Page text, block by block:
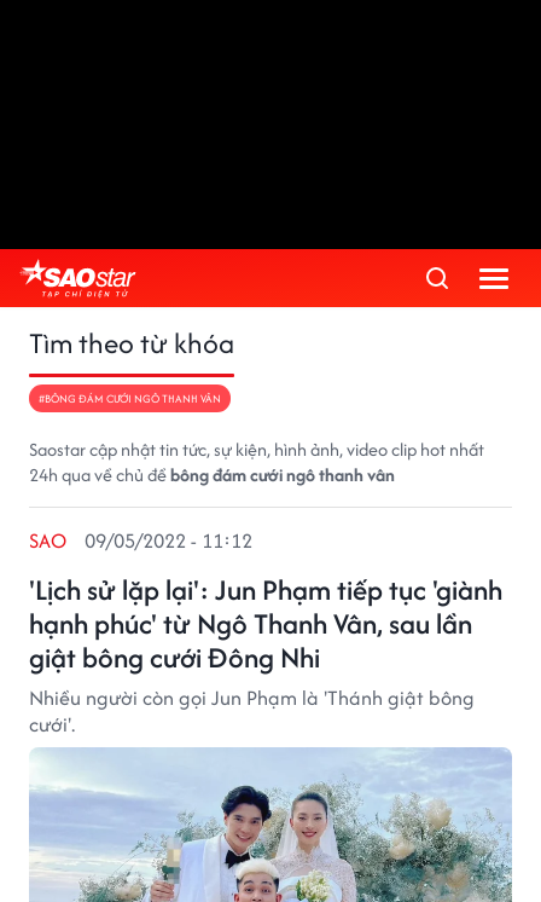
Tìm theo từ khóa
#BÔNG ĐÁM CƯỚI NGÔ THANH VÂN
Saostar cập nhật tin tức, sự kiện, hình ảnh, video clip hot nhất
24h qua về chủ đềbông đám cưới ngô thanh vân
'Lịch sử lặp lại': Jun Phạm tiếp tục 'giành
hạnh phúc' từ Ngô Thanh Vân, sau lần
giật bông cưới Đông Nhi
SAO 09/05/2022 - 11:12
Nhiều người còn gọi Jun Phạm là 'Thánh giật bông
cưới'.